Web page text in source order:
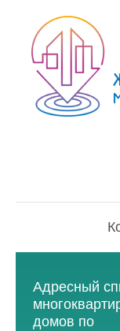
Адресный
домов по